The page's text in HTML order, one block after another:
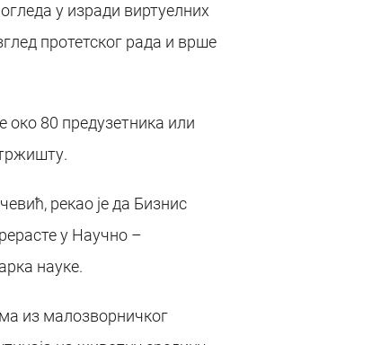
у изради виртуелних
протетског рада и врше
око 80 предузетника или
рекао је да Бизнис
у Научно –
науке.
из малозворничког